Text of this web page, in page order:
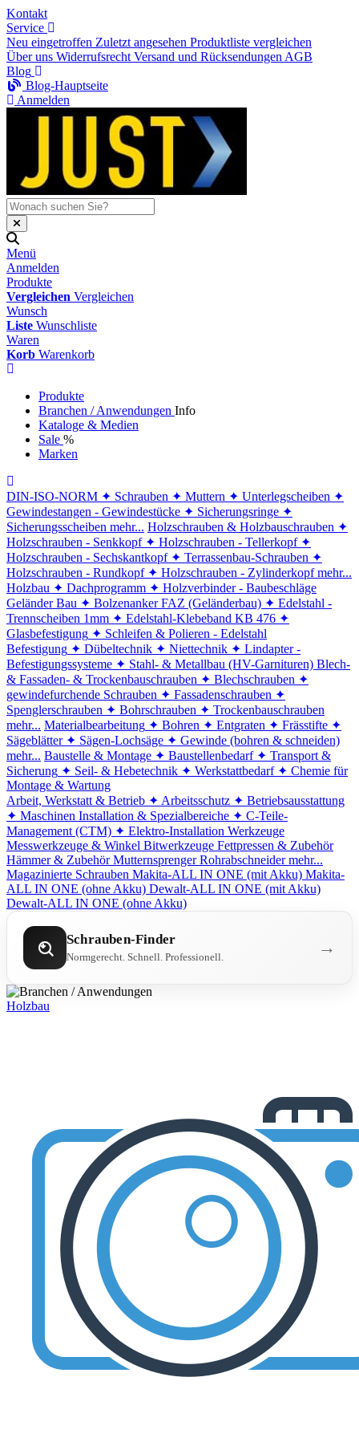
Kontakt
Service
Neu eingetroffen Zuletzt angesehen Produktliste vergleichen
Über uns Widerrufsrecht Versand und Rücksendungen AGB
Blog
Blog-Hauptseite
Anmelden
Menü
Anmelden
Produkte
Vergleichen Vergleichen
Wunsch
Liste Wunschliste
Waren
Korb Warenkorb
Produkte
Branchen / Anwendungen Info
Kataloge & Medien
Sale %
Marken
DIN-ISO-NORM ✦ Schrauben ✦ Muttern ✦ Unterlegscheiben ✦
Gewindestangen - Gewindestücke ✦ Sicherungsringe ✦
Sicherungsscheiben mehr... Holzschrauben & Holzbauschrauben ✦
Holzschrauben - Senkkopf ✦ Holzschrauben - Tellerkopf ✦
Holzschrauben - Sechskantkopf ✦ Terrassenbau-Schrauben ✦
Holzschrauben - Rundkopf ✦ Holzschrauben - Zylinderkopf mehr...
Holzbau ✦ Dachprogramm ✦ Holzverbinder - Baubeschläge
Geländer Bau ✦ Bolzenanker FAZ (Geländerbau) ✦ Edelstahl -
Trennscheiben 1mm ✦ Edelstahl-Klebeband KB 476 ✦
Glasbefestigung ✦ Schleifen & Polieren - Edelstahl
Befestigung ✦ Dübeltechnik ✦ Niettechnik ✦ Lindapter -
Befestigungssysteme ✦ Stahl- & Metallbau (HV-Garnituren) Blech-
& Fassaden- & Trockenbauschrauben ✦ Blechschrauben ✦
gewindefurchende Schrauben ✦ Fassadenschrauben ✦
Spenglerschrauben ✦ Bohrschrauben ✦ Trockenbauschrauben
mehr... Materialbearbeitung ✦ Bohren ✦ Entgraten ✦ Frässtifte ✦
Sägeblätter ✦ Sägen-Lochsäge ✦ Gewinde (bohren & schneiden)
mehr... Baustelle & Montage ✦ Baustellenbedarf ✦ Transport &
Sicherung ✦ Seil- & Hebetechnik ✦ Werkstattbedarf ✦ Chemie für
Montage & Wartung
Arbeit, Werkstatt & Betrieb ✦ Arbeitsschutz ✦ Betriebsausstattung
✦ Maschinen Installation & Spezialbereiche ✦ C-Teile-
Management (CTM) ✦ Elektro-Installation Werkzeuge
Messwerkzeuge & Winkel Bitwerkzeuge Fettpressen & Zubehör
Hämmer & Zubehör Mutternsprenger Rohrabschneider mehr...
Magazinierte Schrauben Makita-ALL IN ONE (mit Akku) Makita-
ALL IN ONE (ohne Akku) Dewalt-ALL IN ONE (mit Akku)
Dewalt-ALL IN ONE (ohne Akku)
Schrauben-Finder
Normgerecht. Schnell. Professionell. →
Holzbau